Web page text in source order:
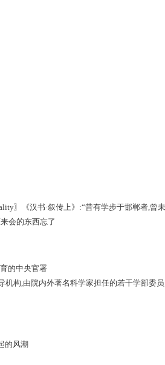
〗《汉书·叙传上》:“昔有学步于邯郸者,曾未
会的东西忘了
的中央官署
机构,由院内外著名科学家担任的若干学部委员
的风潮